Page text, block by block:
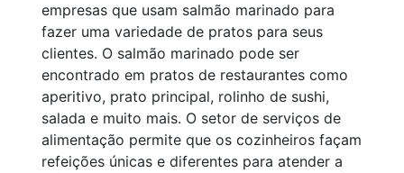
empresas que usam salmão marinado para
fazer uma variedade de pratos para seus
clientes. O salmão marinado pode ser
encontrado em pratos de restaurantes como
aperitivo, prato principal, rolinho de sushi,
salada e muito mais. O setor de serviços de
alimentação permite que os cozinheiros façam
refeições únicas e diferentes para atender a